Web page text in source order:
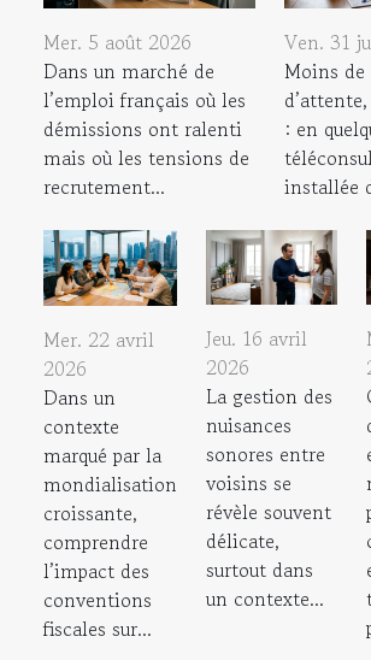
Mer. 5 août 2026
Dans un marché de
l’emploi français où les
démissions ont ralenti
mais où les tensions de
recrutement...
Ven. 31
Moins de
: en
installée
Mer. 22 avril
2026
Dans un
contexte
marqué par la
mondialisation
croissante,
comprendre
l’impact des
conventions
fiscales sur...
Jeu. 16 avril
2026
La gestion des
nuisances
sonores entre
voisins se
révèle souvent
délicate,
surtout dans
un contexte...